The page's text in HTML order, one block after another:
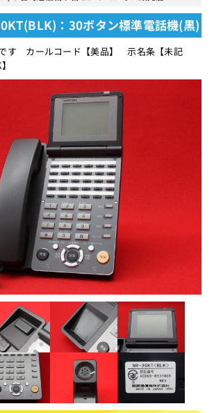
：30ボタン標準電話機(黒)
す カールコード【美品】 示名条【未記